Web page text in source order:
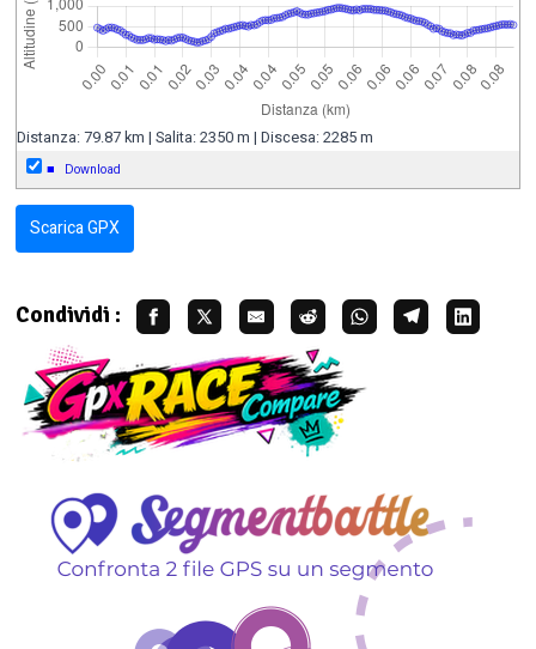
Distanza: 79.87 km | Salita: 2350 m | Discesa: 2285 m
■ Download
Scarica GPX
Condividi :